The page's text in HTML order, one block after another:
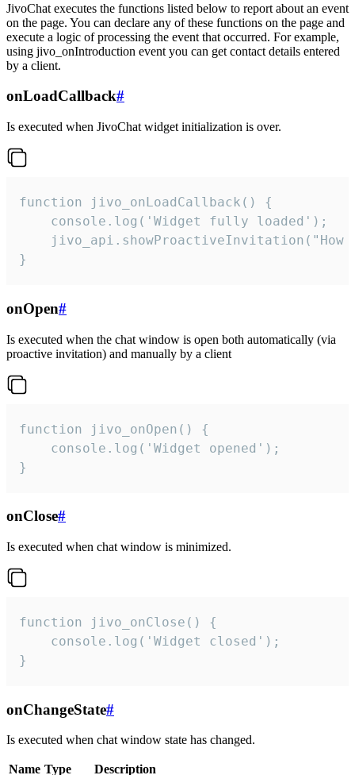
JivoChat executes the functions listed below to report about an event
on the page. You can declare any of these functions on the page and
execute a logic of processing the event that occurred. For example,
using jivo_onIntroduction event you can get contact details entered
by a client.
onLoadCallback#
Is executed when JivoChat widget initialization is over.
function jivo_onLoadCallback() {
    console.log('Widget fully loaded');
jivo_api.showProactiveInvitation("How
}
onOpen#
Is executed when the chat window is open both automatically (via
proactive invitation) and manually by a client
function jivo_onOpen() {
    console.log('Widget opened');
}
onClose#
Is executed when chat window is minimized.
function jivo_onClose() {
    console.log('Widget closed');
}
onChangeState#
Is executed when chat window state has changed.
Name Type Description